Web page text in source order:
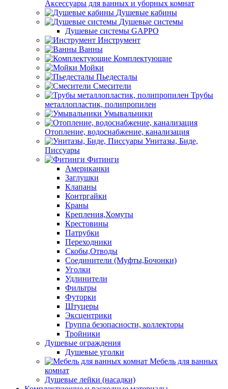
Аксессуары для ванных и уборных комнат
Душевые кабины
Душевые системы
Душевые системы GAPPO
Инструмент
Ванны
Комплектующие
Мойки
Пьедесталы
Смесители
Трубы
металлопластик, полипропилен
Умывальники
Отопление, водоснабжение, канализация
Унитазы, Биде,
Писсуары
Фитинги
Американки
Заглушки
Клапаны
Контргайки
Краны
Крепления,Хомуты
Крестовины
Патрубки
Переходники
Скобы,Отводы
Соединители (Муфты,Бочонки)
Уголки
Удлинители
Фильтры
Футорки
Штуцеры
Эксцентрики
Группа безопасности, коллекторы
Тройники
Душевые ограждения
Душевые уголки
Мебель для ванных
комнат
Душевые лейки (насадки)